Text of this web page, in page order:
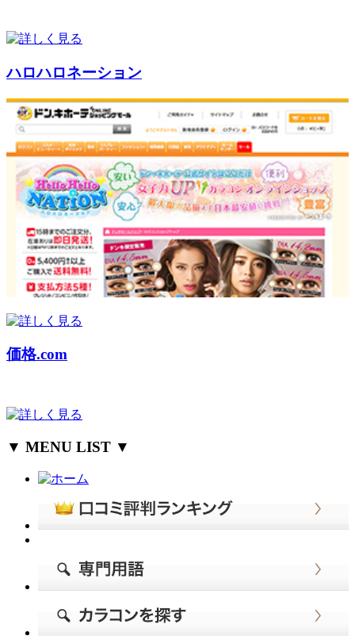
ハロハロネーション
価格.com
▼ MENU LIST ▼